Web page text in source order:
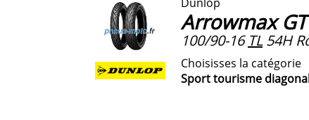
Arrowmax
100/90-16 TL54H
Choisisses la catégorie
Sport tourisme